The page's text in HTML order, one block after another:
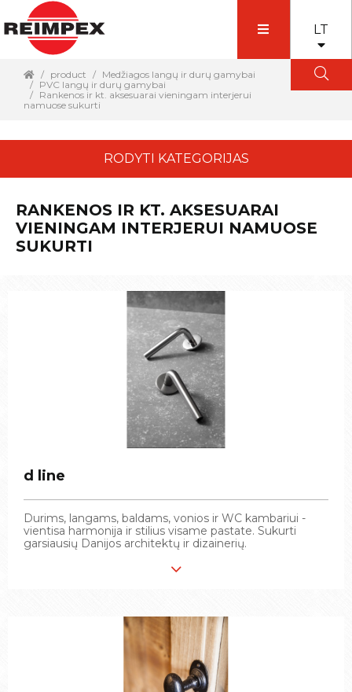
LT
product
Medžiagos langų ir durų gamybai
PVC langų ir durų gamybai
Rankenos ir kt. aksesuarai vieningam interjerui
namuose sukurti
RODYTI KATEGORIJAS
RANKENOS IR KT. AKSESUARAI
VIENINGAM INTERJERUI NAMUOSE
SUKURTI
d line
Durims, langams, baldams, vonios ir WC kambariui -
vientisa harmonija ir stilius visame pastate. Sukurti
garsiausių Danijos architektų ir dizainerių.
d line
Durims, langams, baldams, vonios ir WC kambariui -
vientisa harmonija ir stilius visame pastate. Sukurti
garsiausių Danijos architektų ir dizainerių.